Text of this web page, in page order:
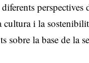
cultura i la
sobre la base de la